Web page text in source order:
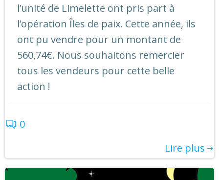
l’unité de Limelette ont pris part à
l’opération Îles de paix. Cette année, ils
ont pu vendre pour un montant de
560,74€. Nous souhaitons remercier
tous les vendeurs pour cette belle
action !
0
Lire plus